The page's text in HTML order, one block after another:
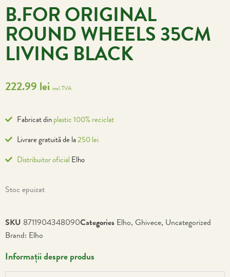
B.FOR ORIGINAL
ROUND WHEELS 35CM
LIVING BLACK
222.99 lei incl. TVA
Fabricat dinplastic 100% reciclat
Livrare gratuită de la250 lei
Distribuitor oficial Elho
Stoc epuizat
SKU 8711904348090Categories Elho, Ghivece, Uncategorized
Brand: Elho
Informații despre produs